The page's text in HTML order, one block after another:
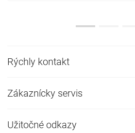
Rýchly kontakt
Zákaznícky servis
Užitočné odkazy